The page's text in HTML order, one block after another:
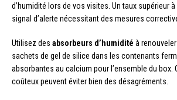
d’humidité lors de vos visites. Un taux supérieur
signal d’alerte nécessitant des mesures
Utilisez des absorbeurs d’humidité à
sachets de gel de silice dans les contenants
absorbantes au calcium pour l’ensemble du box.
coûteux peuvent éviter bien des désagréments.